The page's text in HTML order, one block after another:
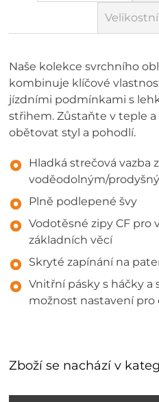
Naše kolekce svrchního
kombinuje klíčové
jízdními podmínkami s
střihem. Zůstaňte v teple
obětovat styl a pohodlí.
Hladká strečová vazba
voděodolným/
Plně podlepené švy
Vodotěsné zipy CF pro
základních věcí
Skryté zapínání na
Vnitřní pásky s háčky a
možnost nastavení
Zboží se nachází v